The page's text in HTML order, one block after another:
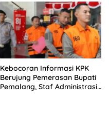
Kebocoran Informasi KPK
Berujung Pemerasan Bupati
Pemalang, Staf Administrasi